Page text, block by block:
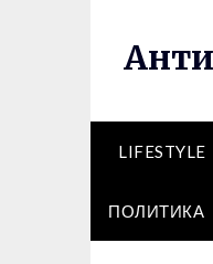
LIFESTYLE
ПОЛИТИКА